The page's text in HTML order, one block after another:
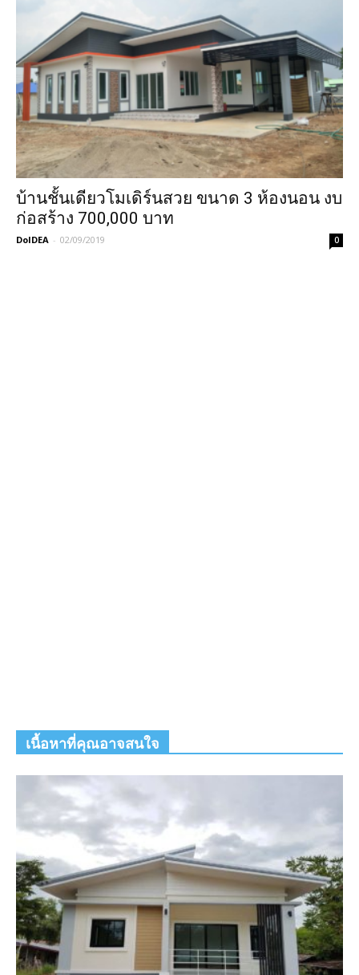
บ้านชั้นเดียวโมเดิร์นสวย ขนาด 3 ห้องนอน งบ
ก่อสร้าง 700,000 บาท
DoIDEA - 02/09/2019 0
เนื้อหาที่คุณอาจสนใจ